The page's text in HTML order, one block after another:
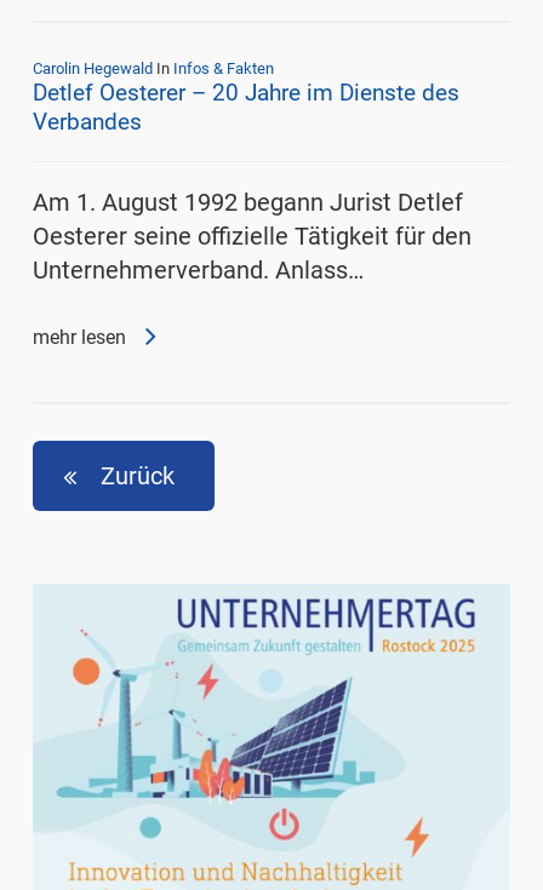
Carolin Hegewald In Infos & Fakten
Detlef Oesterer – 20 Jahre im Dienste des
Verbandes
Am 1. August 1992 begann Jurist Detlef
Oesterer seine offizielle Tätigkeit für den
Unternehmerverband. Anlass…
mehr lesen
Zurück